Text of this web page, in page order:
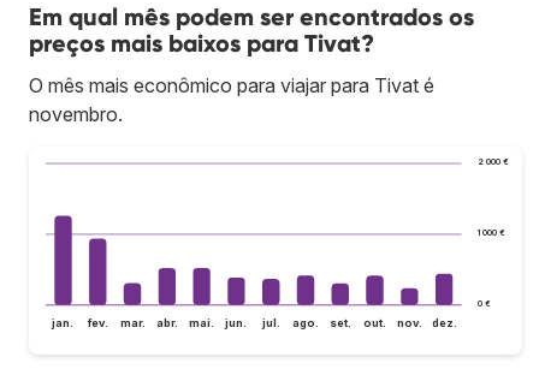
Em qual mês podem ser encontrados os
preços mais baixos para Tivat?
O mês mais econômico para viajar para Tivat é
novembro.
0 €
1 000 €
2 000 €
jan. fev. mar. abr. mai. jun. jul. ago. set. out. nov. dez.